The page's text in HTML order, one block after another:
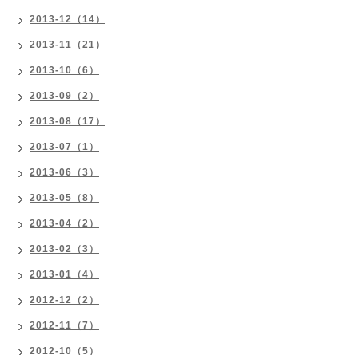
2013-12（14）
2013-11（21）
2013-10（6）
2013-09（2）
2013-08（17）
2013-07（1）
2013-06（3）
2013-05（8）
2013-04（2）
2013-02（3）
2013-01（4）
2012-12（2）
2012-11（7）
2012-10（5）